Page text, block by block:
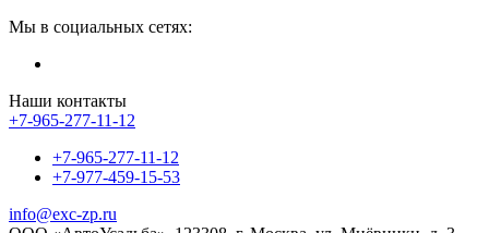
Мы в социальных сетях:
Наши контакты
+7-965-277-11-12
+7-965-277-11-12
+7-977-459-15-53
info@exc-zp.ru